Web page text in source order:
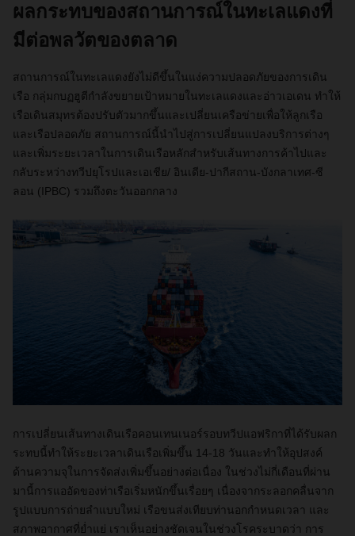
ผลกระทบของสถานการณ์ในทะเลแดงที่
มีต่อพลวัตของตลาด
สถานการณ์ในทะเลแดงยังไม่ดีขึ้นในแง่ความปลอดภัยของการเดิน
เรือ กลุ่มกบฏฮูตีกำลังขยายเป้าหมายในทะเลแดงและอ่าวเอเดน ทำให้
เรือเดินสมุทรต้องปรับตัวมากขึ้นและเปลี่ยนเครือข่ายเพื่อให้ลูกเรือ
และเรือปลอดภัย สถานการณ์นี้นำไปสู่การเปลี่ยนแปลงบริการต่างๆ
และเพิ่มระยะเวลาในการเดินเรือหลักสำหรับเส้นทางการค้าไปและ
กลับระหว่างทวีปยุโรปและเอเชีย/ อินเดีย-ปากีสถาน-บังกลาเทศ-ซี
ลอน (IPBC) รวมถึงตะวันออกกลาง
การเปลี่ยนเส้นทางเดินเรือคอนเทนเนอร์รอบทวีปแอฟริกาที่ได้รับผลก
ระทบนี้ทำให้ระยะเวลาเดินเรือเพิ่มขึ้น 14-18 วันและทำให้อุปสงค์
ด้านความจุในการจัดส่งเพิ่มขึ้นอย่างต่อเนื่อง ในช่วงไม่กี่เดือนที่ผ่าน
มานี้การแออัดของท่าเรือเริ่มหนักขึ้นเรื่อยๆ เนื่องจากระลอกคลื่นจาก
รูปแบบการถ่ายลำแบบใหม่ เรือขนส่งเทียบท่านอกกำหนดเวลา และ
สภาพอากาศที่ย่ำแย่ เราเห็นอย่างชัดเจนในช่วงโรคระบาดว่า การ